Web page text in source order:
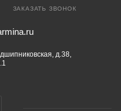
ЗАКАЗАТЬ ЗВОНОК
д.38,